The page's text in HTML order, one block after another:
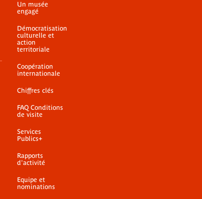
Un musée
engagé
Démocratisation
culturelle et
action
territoriale
Coopération
internationale
Chiffres clés
FAQ Conditions
de visite
Services
Publics+
Rapports
d'activité
Equipe et
nominations